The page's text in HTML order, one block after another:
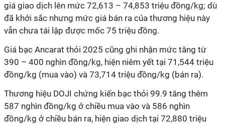
giá giao dịch lên mức 72,613 – 74,853 triệu đồng/kg; dù
đã khởi sắc nhưng mức giá bán ra của thương hiệu này
vẫn chưa tái lập được mốc 75 triệu đồng.
Giá bạc Ancarat thỏi 2025 cũng ghi nhận mức tăng từ
390 – 400 nghìn đồng/kg, hiện niêm yết tại 71,544 triệu
đồng/kg (mua vào) và 73,714 triệu đồng/kg (bán ra).
Thương hiệu DOJI chứng kiến bạc thỏi 99.9 tăng thêm
587 nghìn đồng/kg ở chiều mua vào và 586 nghìn
đồng/kg ở chiều bán ra, hiện giao dịch tại 72,880 triệu